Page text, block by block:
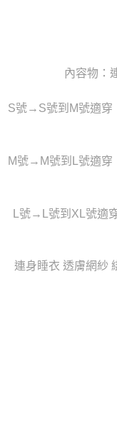
權轉讓予恩沛科技股份有
２．關於個人資料處理事
「AFTEE先享後付」，
時審查核予不同之上限額
５．嚴禁一人註冊多個帳
每筆NT$80，滿
每筆NT$120
內容物：
S號→S號到M號適穿
M號→M號到L號適穿
L號→L號到XL號適
連身睡衣 透膚網紗